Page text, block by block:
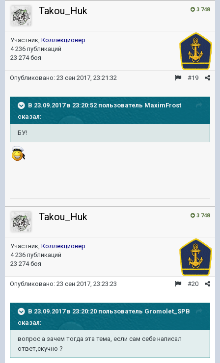
3 748
Takou_Huk
Участник, Коллекционер
4 236 публикаций
23 274 боя
#19
Опубликовано: 23 сен 2017, 23:21:32
В 23.09.2017 в 23:20:52 пользователь MaximFrost
сказал:
БУ!
3 748
Takou_Huk
Участник, Коллекционер
4 236 публикаций
23 274 боя
#20
Опубликовано: 23 сен 2017, 23:23:23
В 23.09.2017 в 23:20:20 пользователь Gromolet_SPB
сказал:
вопрос а зачем тогда эта тема, если сам себе написал
ответ,скучно ?